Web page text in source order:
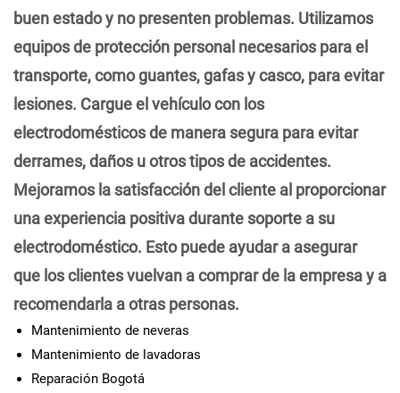
buen estado y no presenten problemas. Utilizamos
equipos de protección personal necesarios para el
transporte, como guantes, gafas y casco, para evitar
lesiones. Cargue el vehículo con los
electrodomésticos de manera segura para evitar
derrames, daños u otros tipos de accidentes.
Mejoramos la satisfacción del cliente al proporcionar
una experiencia positiva durante soporte a su
electrodoméstico. Esto puede ayudar a asegurar
que los clientes vuelvan a comprar de la empresa y a
recomendarla a otras personas.
Mantenimiento de neveras
Mantenimiento de lavadoras
Reparación Bogotá